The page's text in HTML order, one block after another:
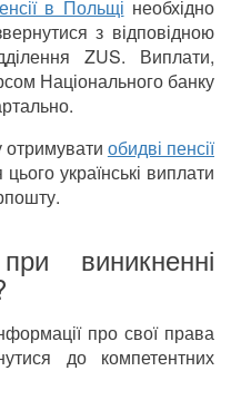
в Польщі необхідно
з відповідною
ZUS. Виплати,
Національного банку
обидві пенсії
українські виплати
виникненні
про свої права
до компетентних